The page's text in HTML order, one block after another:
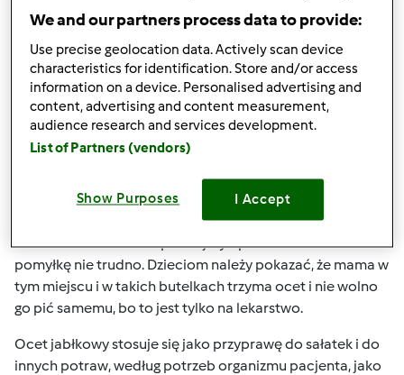
przechowywać w ciemnym i chłodnym miejscu.
Można też przygotować ocet winny sposobem
uproszczonym:
Obierzyny ze zdrowych jabłek włożyć do szklanego
naczynia, zalać przegotowaną słodzoną wodą w proporcji
płótnem. Po 3-4 tygodniach otrzymamy ocet gotowy do
I bardzo ważne - nie zapomnijmy opisać butelek. O
pomyłkę nie trudno. Dzieciom należy pokazać, że mama w
tym miejscu i w takich butelkach trzyma ocet i nie wolno
go pić samemu, bo to jest tylko na lekarstwo.
Ocet jabłkowy stosuje się jako przyprawę do sałatek i do
innych potraw, według potrzeb organizmu pacjenta, jako
We and our partners process data to provide:
Use precise geolocation data. Actively scan device
characteristics for identification. Store and/or access
information on a device. Personalised advertising and
content, advertising and content measurement,
audience research and services development.
List of Partners (vendors)
Show Purposes I Accept